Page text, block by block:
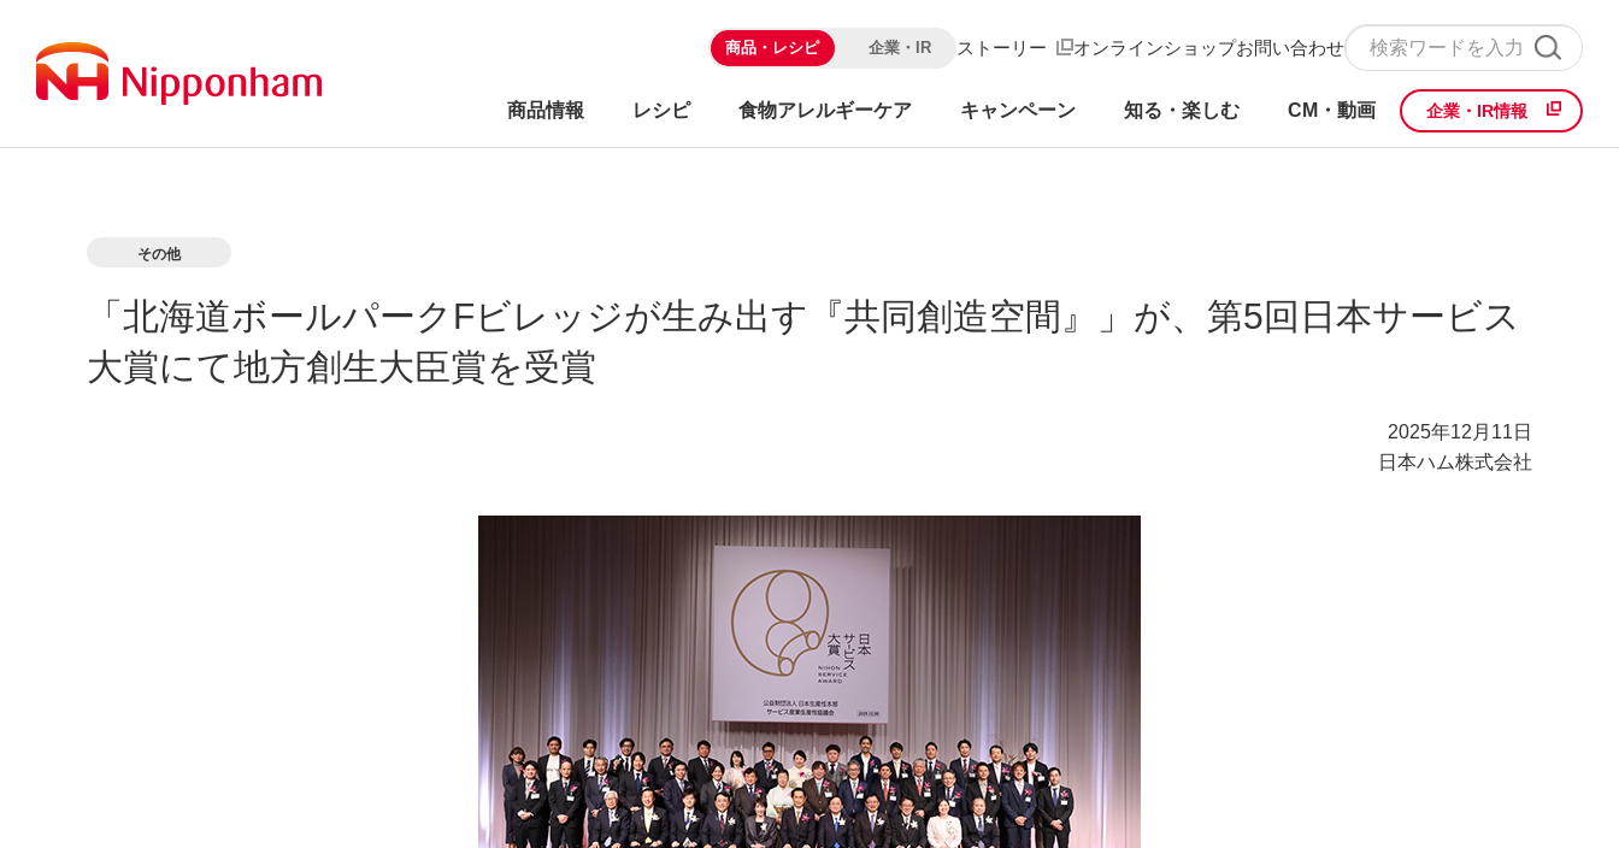
商品・レシピ 企業・IR ストーリー オンラインショップお問い合わせ
商品情報 レシピ 食物アレルギーケア キャンペーン 知る・楽しむ CM・動画 企業・IR情報
その他
「北海道ボールパークFビレッジが生み出す『共同創造空間』」が、第5回日本サービス
大賞にて地方創生大臣賞を受賞
2025年12月11日
日本ハム株式会社